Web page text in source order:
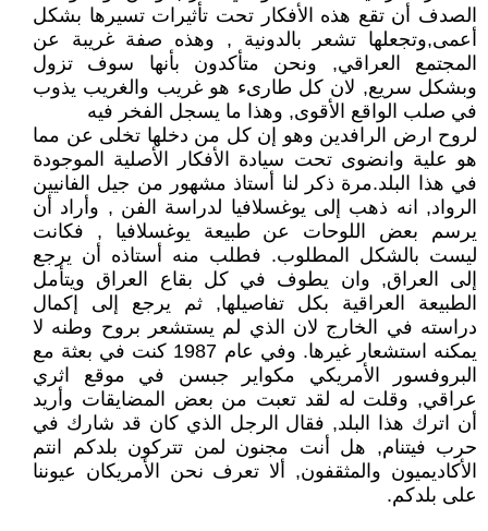
الصدف أن تقع هذه الأفكار تحت تأثيرات تسيرها بشكل
أعمى,وتجعلها تشعر بالدونية , وهذه صفة غريبة عن
المجتمع العراقي, ونحن متأكدون بأنها سوف تزول
وبشكل سريع, لان كل طارىء هو غريب والغريب يذوب
في صلب الواقع الأقوى, وهذا ما يسجل الفخر فيه
لروح ارض الرافدين وهو إن كل من دخلها تخلى عن مما
هو علية وانضوى تحت سيادة الأفكار الأصلية الموجودة
في هذا البلد.مرة ذكر لنا أستاذ مشهور من جيل الفانيين
الرواد, انه ذهب إلى يوغسلافيا لدراسة الفن , وأراد أن
يرسم بعض اللوحات عن طبيعة يوغسلافيا , فكانت
ليست بالشكل المطلوب. فطلب منه أستاذه أن يرجع
إلى العراق, وان يطوف في كل بقاع العراق ويتأمل
الطبيعة العراقية بكل تفاصيلها, ثم يرجع إلى إكمال
دراسته في الخارج لان الذي لم يستشعر بروح وطنه لا
يمكنه استشعار غيرها. وفي عام 1987 كنت في بعثة مع
البروفسور الأمريكي مكواير جبسن في موقع اثري
عراقي, وقلت له لقد تعبت من بعض المضايقات وأريد
أن اترك هذا البلد, فقال الرجل الذي كان قد شارك في
حرب فيتنام, هل أنت مجنون لمن تتركون بلدكم انتم
الأكاديميون والمثقفون, ألا تعرف نحن الأمريكان عيوننا
على بلدكم.